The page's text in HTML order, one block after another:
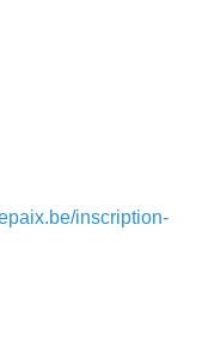
inscription-